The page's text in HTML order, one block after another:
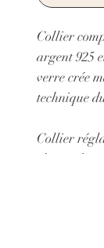
Collier
argent 925
verre crée
technique
Collier
chaine